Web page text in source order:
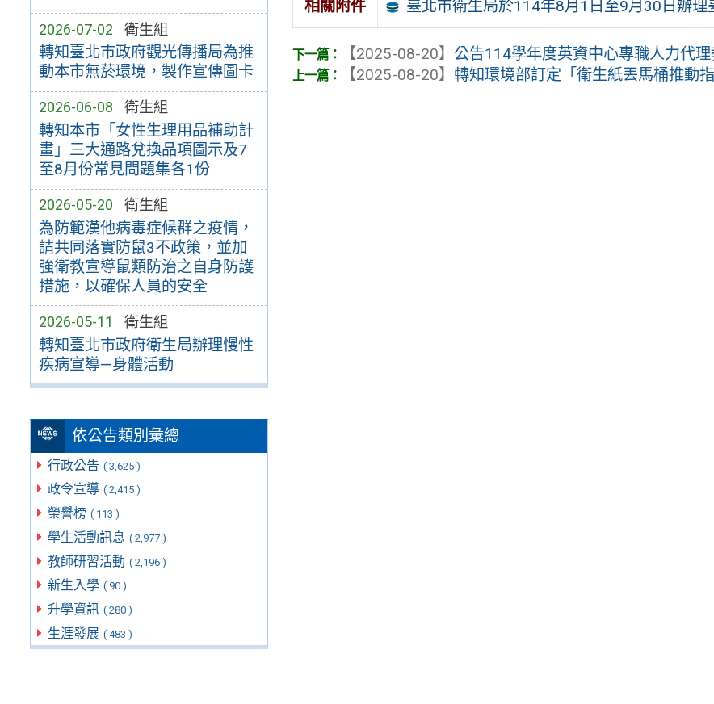
2026-07-02 衛生組
轉知臺北市政府觀光傳播局為推
動本市無菸環境，製作宣傳圖卡
2026-06-08 衛生組
轉知本市「女性生理用品補助計
畫」三大通路兌換品項圖示及7
至8月份常見問題集各1份
2026-05-20 衛生組
為防範漢他病毒症候群之疫情，
請共同落實防鼠3不政策，並加
強衛教宣導鼠類防治之自身防護
措施，以確保人員的安全
2026-05-11 衛生組
轉知臺北市政府衛生局辦理慢性
疾病宣導—身體活動
依公告類別彙總
行政公告 ( 3,625 )
政令宣導 ( 2,415 )
榮譽榜 ( 113 )
學生活動訊息 ( 2,977 )
教師研習活動 ( 2,196 )
新生入學 ( 90 )
升學資訊 ( 280 )
生涯發展 ( 483 )
相關附件 臺北市衛生局於114年8月1日至9月30日辦
【2025-08-20】 公告114學年度英資中心專職人力代
【2025-08-20】轉知環境部訂定「衛生紙丟馬桶推動